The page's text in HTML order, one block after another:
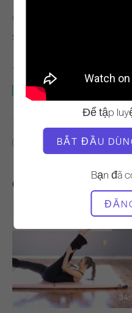
Để tập
BẮT ĐẦU
Bạn đã
GIÁO VIÊN
Simona Cipriani
THIẾT BỊ CẦN THIẾT
Thảm
TÌM LỚP HỌC TƯƠNG TỰ
20 - 30 phút
Thảm
Các bài tập khác bạn có